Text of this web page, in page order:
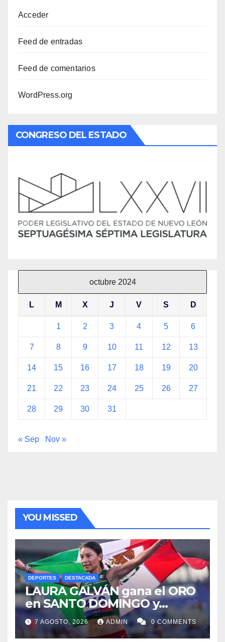
Acceder
Feed de entradas
Feed de comentarios
WordPress.org
CONGRESO DEL ESTADO
octubre 2024
L M X J V S D
1 2 3 4 5 6
7 8 9 10 11 12 13
14 15 16 17 18 19 20
21 22 23 24 25 26 27
28 29 30 31
« Sep Nov »
YOU MISSED
DEPORTES DESTACADA
LAURA GALVÁN gana el ORO
en SANTO DOMINGO y
dedica Medalla a sus padres
fallecidos
7 AGOSTO, 2026 ADMIN 0 COMMENTS